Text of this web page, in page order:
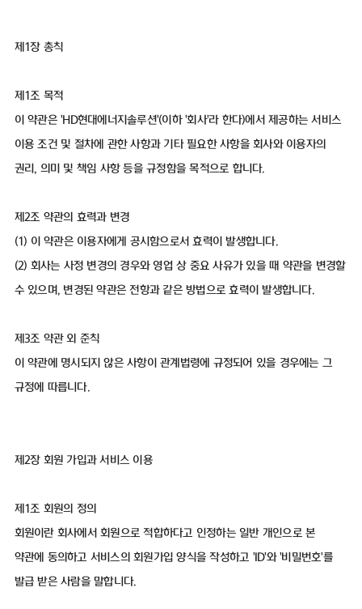
제1장 총칙
제1조 목적
이 약관은 'HD현대에너지솔루션'(이하 '회사'라 한다)에서 제공하는 서비스
이용 조건 및 절차에 관한 사항과 기타 필요한 사항을 회사와 이용자의
권리, 의미 및 책임 사항 등을 규정함을 목적으로 합니다.
제2조 약관의 효력과 변경
(1) 이 약관은 이용자에게 공시함으로서 효력이 발생합니다.
(2) 회사는 사정 변경의 경우와 영업 상 중요 사유가 있을 때 약관을 변경할
수 있으며, 변경된 약관은 전항과 같은 방법으로 효력이 발생합니다.
제3조 약관 외 준칙
이 약관에 명시되지 않은 사항이 관계법령에 규정되어 있을 경우에는 그
규정에 따릅니다.
제2장 회원 가입과 서비스 이용
제1조 회원의 정의
회원이란 회사에서 회원으로 적합하다고 인정하는 일반 개인으로 본
약관에 동의하고 서비스의 회원가입 양식을 작성하고 'ID'와 '비밀번호'를
발급 받은 사람을 말합니다.